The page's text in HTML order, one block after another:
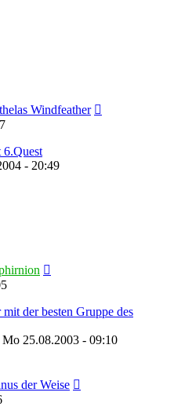
Windfeather
6.Quest
- 20:49
der besten Gruppe des
Mo 25.08.2003 - 09:10
der Weise